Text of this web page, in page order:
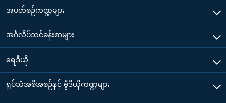
အပတ်စဉ်ကဏ္ဍများ
အင်္ဂလိပ်သင်ခန်းစာများ
ရေဒီယို
ရုပ်သံအစီအစဉ်နှင့် ဗွီဒီယိုကဏ္ဍများ